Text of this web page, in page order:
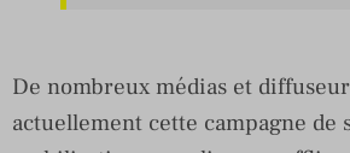
De nombreux médias et
actuellement cette campagne